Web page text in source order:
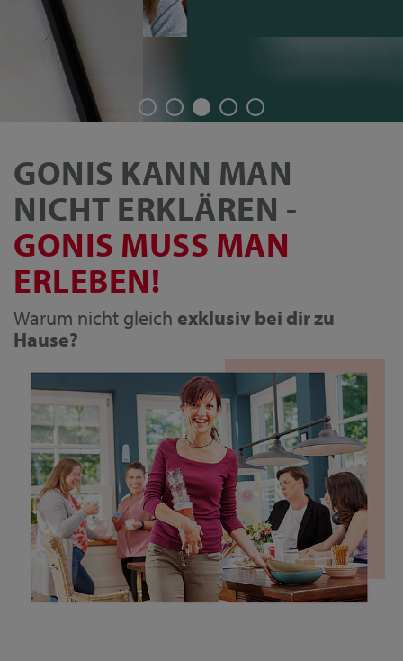
GONIS KANN MAN
NICHT ERKLÄREN -
GONIS MUSS MAN
ERLEBEN!
Warum nicht gleich exklusiv bei dir zu
Hause?